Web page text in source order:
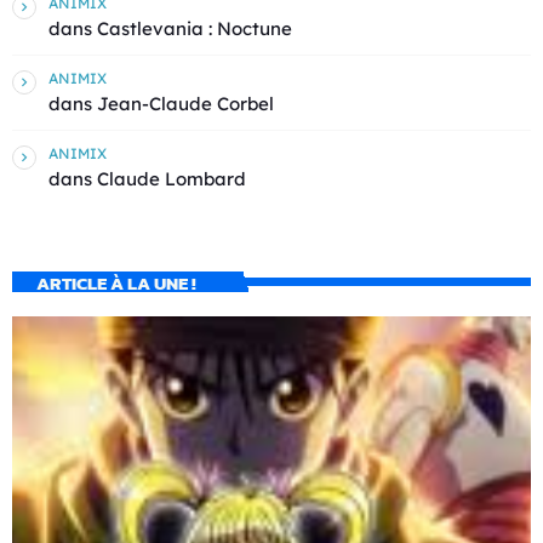
dans Castlevania : Noctune
ANIMIX
dans Jean-Claude Corbel
ANIMIX
dans Claude Lombard
ARTICLE À LA UNE !